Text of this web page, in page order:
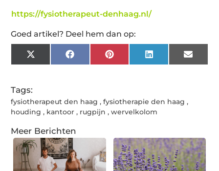
https://fysiotherapeut-denhaag.nl/
Goed artikel? Deel hem dan op:
X
(Twitter)
FacebookPinterestLinkedInEmail
Tags:
fysiotherapeut den haag ,fysiotherapie den haag ,
houding , kantoor , rugpijn ,wervelkolom
Meer Berichten